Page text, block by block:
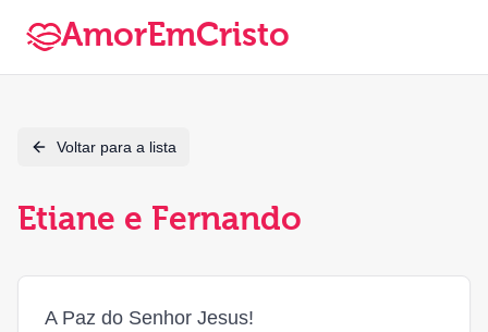
AmorEmCristo
Voltar para a lista
Etiane e Fernando
A Paz do Senhor Jesus!